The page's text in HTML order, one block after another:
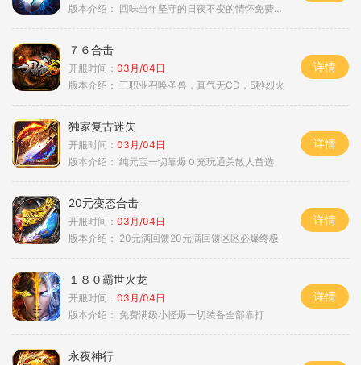
版本介绍： 回味当年坚守的日夜不变的情怀免费绿色
７６合击
开服时间： 03月/04日
版本介绍： 三职业召唤圣兽，真气无CD，5秒烈火
详情
独家复古迷失
开服时间： 03月/04日
版本介绍： 纯元宝一切靠爆０充玩通关散人首选
详情
20元变态合击
开服时间： 03月/04日
版本介绍： 20元满回馈20元满回馈区区必爆终极
详情
１８０霸世火龙
开服时间： 03月/04日
版本介绍： 免费满级小怪爆一切装备全部靠打
详情
永夜神行